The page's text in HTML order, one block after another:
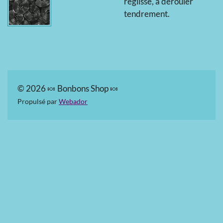
tendrement.
© 2026 🍬 Bonbons Shop 🍬
Propulsé parWebador